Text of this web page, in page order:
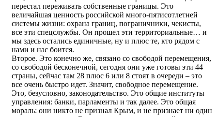
перестал переживать собственные границы. Это
величайшая ценность российской много-пятисотлетней
системы жизни: охрана границ, пограничники, чекисты,
все эти спецслужбы. Он прошел эти территориальные… и
мы здесь остались единичные, ну и плюс те, кто рядом с
нами и нас боится.
Второе. Это конечно же, связано со свободой перемещения,
со свободой бесконечной, сегодня они уже готовы эти 44
страны, сейчас там 28 плюс 6 или 8 стоят в очереди – это
все очень быстро идет. Значит, свободное перемещение.
Это, безусловно, законодательство. Это общие институты
управления: банки, парламенты и так далее. Это общая
мораль: они никто не признал Крым, и не признает ни один